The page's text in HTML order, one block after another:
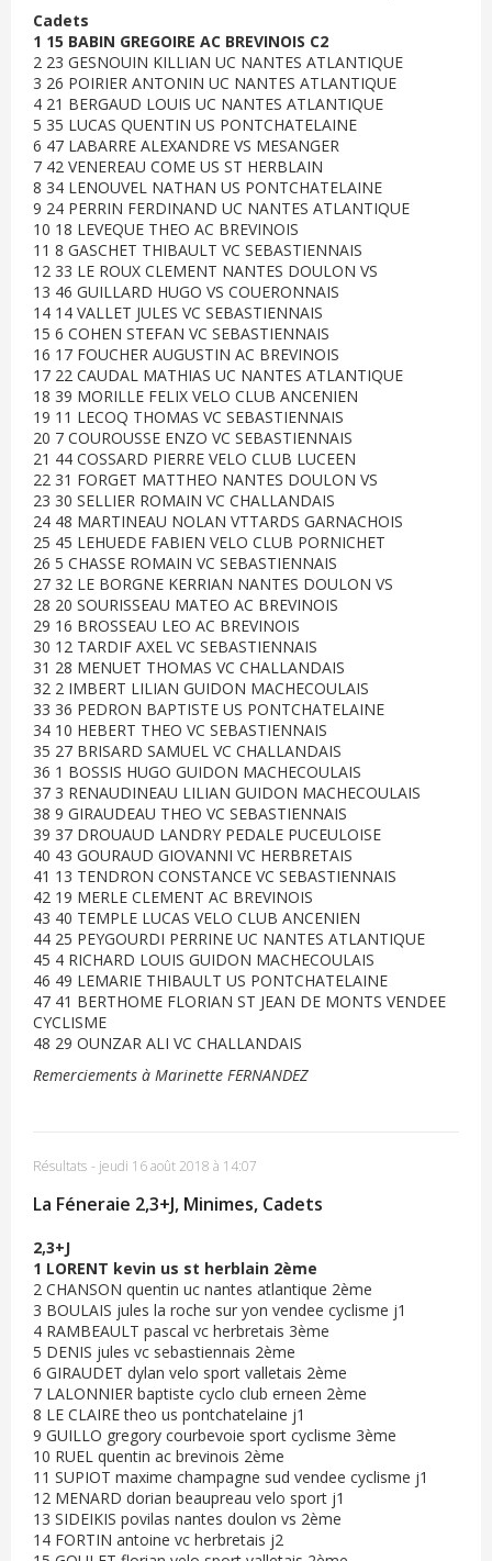
Cadets
1 15 BABIN GREGOIRE AC BREVINOIS C2
2 23 GESNOUIN KILLIAN UC NANTES ATLANTIQUE
3 26 POIRIER ANTONIN UC NANTES ATLANTIQUE
4 21 BERGAUD LOUIS UC NANTES ATLANTIQUE
5 35 LUCAS QUENTIN US PONTCHATELAINE
6 47 LABARRE ALEXANDRE VS MESANGER
7 42 VENEREAU COME US ST HERBLAIN
8 34 LENOUVEL NATHAN US PONTCHATELAINE
9 24 PERRIN FERDINAND UC NANTES ATLANTIQUE
10 18 LEVEQUE THEO AC BREVINOIS
11 8 GASCHET THIBAULT VC SEBASTIENNAIS
12 33 LE ROUX CLEMENT NANTES DOULON VS
13 46 GUILLARD HUGO VS COUERONNAIS
14 14 VALLET JULES VC SEBASTIENNAIS
15 6 COHEN STEFAN VC SEBASTIENNAIS
16 17 FOUCHER AUGUSTIN AC BREVINOIS
17 22 CAUDAL MATHIAS UC NANTES ATLANTIQUE
18 39 MORILLE FELIX VELO CLUB ANCENIEN
19 11 LECOQ THOMAS VC SEBASTIENNAIS
20 7 COUROUSSE ENZO VC SEBASTIENNAIS
21 44 COSSARD PIERRE VELO CLUB LUCEEN
22 31 FORGET MATTHEO NANTES DOULON VS
23 30 SELLIER ROMAIN VC CHALLANDAIS
24 48 MARTINEAU NOLAN VTTARDS GARNACHOIS
25 45 LEHUEDE FABIEN VELO CLUB PORNICHET
26 5 CHASSE ROMAIN VC SEBASTIENNAIS
27 32 LE BORGNE KERRIAN NANTES DOULON VS
28 20 SOURISSEAU MATEO AC BREVINOIS
29 16 BROSSEAU LEO AC BREVINOIS
30 12 TARDIF AXEL VC SEBASTIENNAIS
31 28 MENUET THOMAS VC CHALLANDAIS
32 2 IMBERT LILIAN GUIDON MACHECOULAIS
33 36 PEDRON BAPTISTE US PONTCHATELAINE
34 10 HEBERT THEO VC SEBASTIENNAIS
35 27 BRISARD SAMUEL VC CHALLANDAIS
36 1 BOSSIS HUGO GUIDON MACHECOULAIS
37 3 RENAUDINEAU LILIAN GUIDON MACHECOULAIS
38 9 GIRAUDEAU THEO VC SEBASTIENNAIS
39 37 DROUAUD LANDRY PEDALE PUCEULOISE
40 43 GOURAUD GIOVANNI VC HERBRETAIS
41 13 TENDRON CONSTANCE VC SEBASTIENNAIS
42 19 MERLE CLEMENT AC BREVINOIS
43 40 TEMPLE LUCAS VELO CLUB ANCENIEN
44 25 PEYGOURDI PERRINE UC NANTES ATLANTIQUE
45 4 RICHARD LOUIS GUIDON MACHECOULAIS
46 49 LEMARIE THIBAULT US PONTCHATELAINE
47 41 BERTHOME FLORIAN ST JEAN DE MONTS VENDEE
CYCLISME
48 29 OUNZAR ALI VC CHALLANDAIS
Remerciements à Marinette FERNANDEZ
Résultats - jeudi 16 août 2018 à 14:07
La Féneraie 2,3+J, Minimes, Cadets
2,3+J
1 LORENT kevin us st herblain 2ème
2 CHANSON quentin uc nantes atlantique 2ème
3 BOULAIS jules la roche sur yon vendee cyclisme j1
4 RAMBEAULT pascal vc herbretais 3ème
5 DENIS jules vc sebastiennais 2ème
6 GIRAUDET dylan velo sport valletais 2ème
7 LALONNIER baptiste cyclo club erneen 2ème
8 LE CLAIRE theo us pontchatelaine j1
9 GUILLO gregory courbevoie sport cyclisme 3ème
10 RUEL quentin ac brevinois 2ème
11 SUPIOT maxime champagne sud vendee cyclisme j1
12 MENARD dorian beaupreau velo sport j1
13 SIDEIKIS povilas nantes doulon vs 2ème
14 FORTIN antoine vc herbretais j2